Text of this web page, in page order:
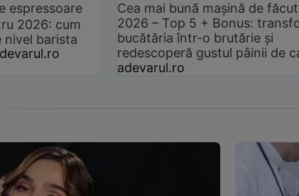
espressoare
2026: cum
nivel barista
Cea mai bună mașină de
2026 – Top 5 + Bonus:
bucătăria într-o brutărie și
redescoperă gustul pâinii de
adevarul.ro